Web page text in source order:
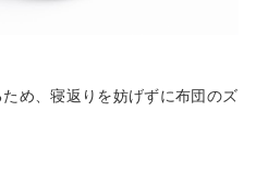
め、寝返りを妨げずに布団のズ